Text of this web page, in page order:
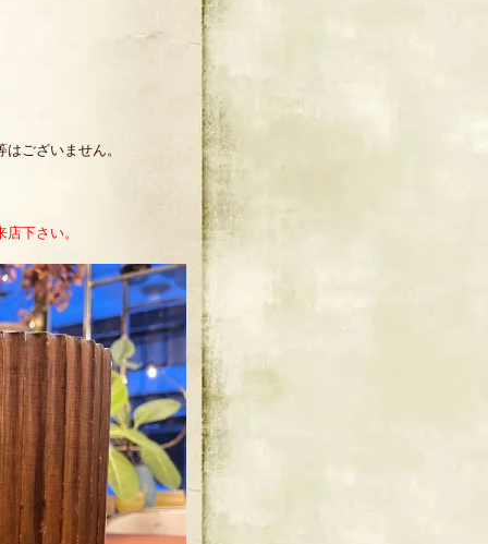
ございません。
店下さい。